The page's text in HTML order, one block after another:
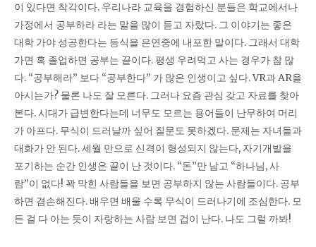
이 있다면 착각이다. 우리나라 교육을 경험하신 분들은 학교에서나
가정에서 공부하라 라는 말을 많이 듣고 자랐다. 그 이야기는 좋은
대학 가야 성공한다는 등식을 은연중에 내포한 말이다. 그래서 대학
가면 혹 졸업하면 공부는 끝이다. 평생 우려먹고 사는 경우가 참 많
다. “공부해라” 보다 “공부한다” 가 많은 인생이고 싶다. VR과 AR을
아시는가? 물론 나도 잘 모른다. 그러나 요즘 관심 갖고 자료를 찾아
본다. 시대가 급변한다는데 너무도 모르는 용어들이 난무하여 머리
가 아프다. 무식이 드러날까 싶어 질문도 못하겠다. 문제는 자녀들과
대화가 안 된다. 세월 만으로 신격이 형성되지 않는다, 자기개발을
포기하는 순간 인생은 끝이 난 것이다. “돈”만 남고 “하나님, 사
람”이 없다! 꽉 막힌 사람들을 보면 공부하지 않는 사람들이다. 공부
하면 겸손해진다. 배우면 배울 수록 무식이 드러나기에 조심한다. 모
든 걸 다 아는 듯이 자랑하는 사람 보면 겁이 난다. 나도 그럴 까봐!